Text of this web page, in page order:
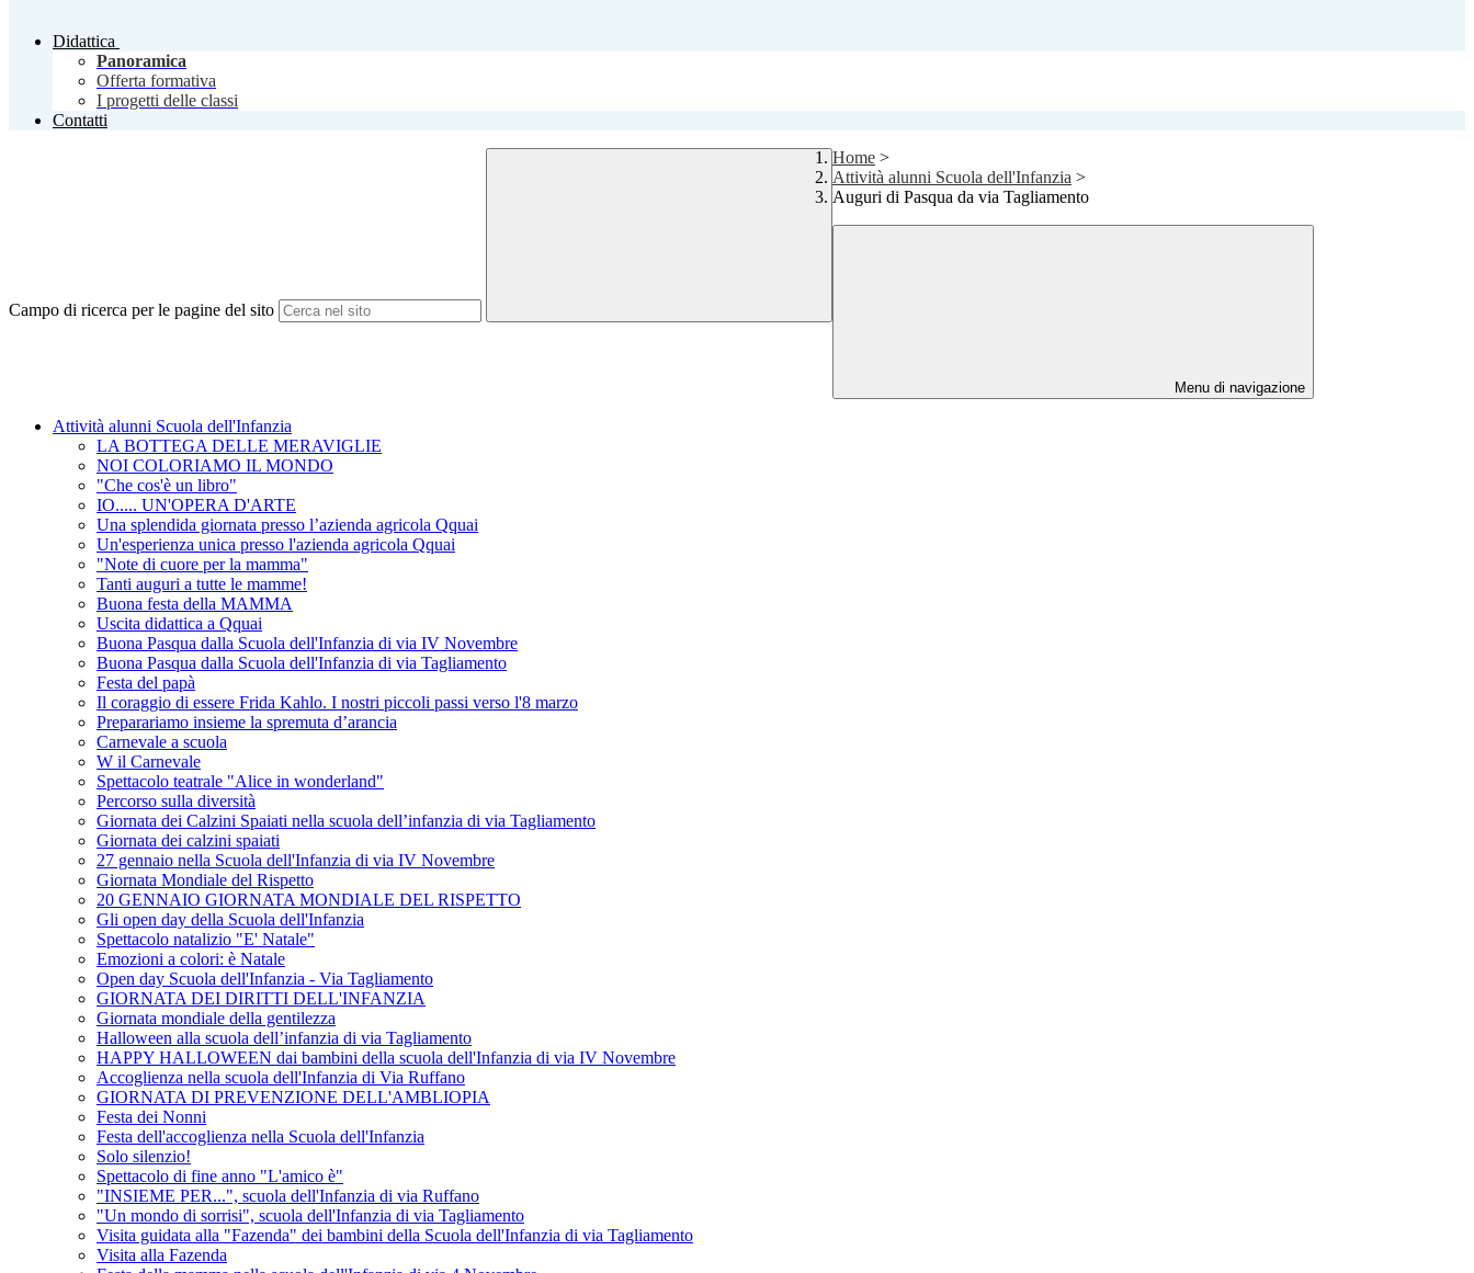
Didattica
Panoramica
Offerta formativa
I progetti delle classi
Contatti
Campo di ricerca per le pagine del sito
Home >
Attività alunni Scuola dell'Infanzia >
Auguri di Pasqua da via Tagliamento
Menu di navigazione
Attività alunni Scuola dell'Infanzia
LA BOTTEGA DELLE MERAVIGLIE
NOI COLORIAMO IL MONDO
"Che cos'è un libro"
IO..... UN'OPERA D'ARTE
Una splendida giornata presso l’azienda agricola Qquai
Un'esperienza unica presso l'azienda agricola Qquai
"Note di cuore per la mamma"
Tanti auguri a tutte le mamme!
Buona festa della MAMMA
Uscita didattica a Qquai
Buona Pasqua dalla Scuola dell'Infanzia di via IV Novembre
Buona Pasqua dalla Scuola dell'Infanzia di via Tagliamento
Festa del papà
Il coraggio di essere Frida Kahlo. I nostri piccoli passi verso l'8 marzo
Preparariamo insieme la spremuta d’arancia
Carnevale a scuola
W il Carnevale
Spettacolo teatrale "Alice in wonderland"
Percorso sulla diversità
Giornata dei Calzini Spaiati nella scuola dell’infanzia di via Tagliamento
Giornata dei calzini spaiati
27 gennaio nella Scuola dell'Infanzia di via IV Novembre
Giornata Mondiale del Rispetto
20 GENNAIO GIORNATA MONDIALE DEL RISPETTO
Gli open day della Scuola dell'Infanzia
Spettacolo natalizio "E' Natale"
Emozioni a colori: è Natale
Open day Scuola dell'Infanzia - Via Tagliamento
GIORNATA DEI DIRITTI DELL'INFANZIA
Giornata mondiale della gentilezza
Halloween alla scuola dell’infanzia di via Tagliamento
HAPPY HALLOWEEN dai bambini della scuola dell'Infanzia di via IV Novembre
Accoglienza nella scuola dell'Infanzia di Via Ruffano
GIORNATA DI PREVENZIONE DELL'AMBLIOPIA
Festa dei Nonni
Festa dell'accoglienza nella Scuola dell'Infanzia
Solo silenzio!
Spettacolo di fine anno "L'amico è"
"INSIEME PER...", scuola dell'Infanzia di via Ruffano
"Un mondo di sorrisi", scuola dell'Infanzia di via Tagliamento
Visita guidata alla "Fazenda" dei bambini della Scuola dell'Infanzia di via Tagliamento
Visita alla Fazenda